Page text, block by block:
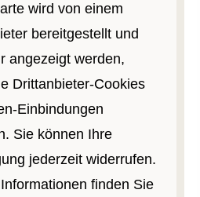
wird von einem
bereitgestellt und
angezeigt werden,
Drittanbieter-Cookies
Einbindungen
Sie können Ihre
jederzeit widerrufen.
finden Sie